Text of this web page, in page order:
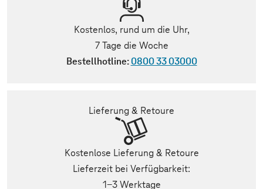
Kostenlos, rund um die Uhr,
7 Tage die Woche
Bestellhotline:0800 33 03000
Lieferung & Retoure
Kostenlose Lieferung & Retoure
Lieferzeit bei Verfügbarkeit:
1-3 Werktage